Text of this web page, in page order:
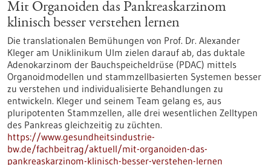
Mit Organoiden das Pankreaskarzinom
klinisch besser verstehen lernen
Die translationalen Bemühungen von Prof. Dr. Alexander
Kleger am Uniklinikum Ulm zielen darauf ab, das duktale
Adenokarzinom der Bauchspeicheldrüse (PDAC) mittels
Organoidmodellen und stammzellbasierten Systemen besser
zu verstehen und individualisierte Behandlungen zu
entwickeln. Kleger und seinem Team gelang es, aus
pluripotenten Stammzellen, alle drei wesentlichen Zelltypen
des Pankreas gleichzeitig zu züchten.
https://www.gesundheitsindustrie-
bw.de/fachbeitrag/aktuell/mit-organoiden-das-
pankreaskarzinom-klinisch-besser-verstehen-lernen